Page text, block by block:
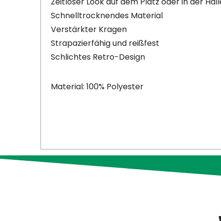
Schnelltrocknendes Material
Verstärkter Kragen
Strapazierfähig und reißfest
Schlichtes Retro-Design
Material: 100% Polyester